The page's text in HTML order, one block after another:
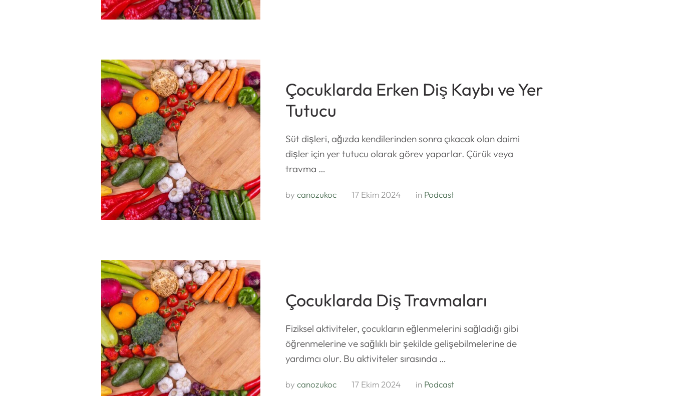
Çocuklarda Erken Diş Kaybı ve Yer
Tutucu
Süt dişleri, ağızda kendilerinden sonra çıkacak olan daimi
dişler için yer tutucu olarak görev yaparlar. Çürük veya
travma …
by canozukoc 17 Ekim 2024 in Podcast
Çocuklarda Diş Travmaları
Fiziksel aktiviteler, çocukların eğlenmelerini sağladığı gibi
öğrenmelerine ve sağlıklı bir şekilde gelişebilmelerine de
yardımcı olur. Bu aktiviteler sırasında …
by canozukoc 17 Ekim 2024 in Podcast